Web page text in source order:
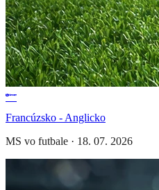
Francúzsko - Anglicko
MS vo futbale · 18. 07. 2026